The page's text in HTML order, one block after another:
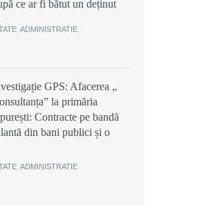
ce ar fi bătut un deținut
ADMINISTRATIE
GPS: Afacerea „
la primăria
Contracte pe bandă
din bani publici și o
ADMINISTRATIE